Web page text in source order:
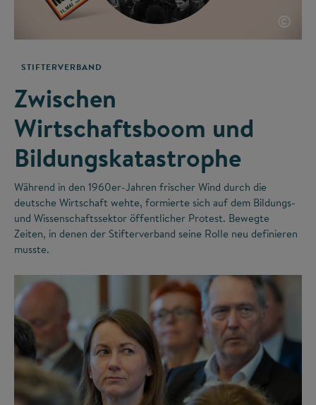
©
STIFTERVERBAND
Zwischen
Wirtschaftsboom und
Bildungskatastrophe
Während in den 1960er-Jahren frischer Wind durch die
deutsche Wirtschaft wehte, formierte sich auf dem Bildungs-
und Wissenschaftssektor öffentlicher Protest. Bewegte
Zeiten, in denen der Stifterverband seine Rolle neu definieren
musste.